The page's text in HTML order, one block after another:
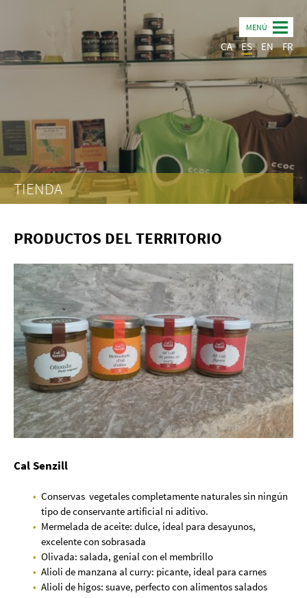
CA ES EN FR
MENÚ
TIENDA
PRODUCTOS DEL TERRITORIO
Cal Senzill
Conservas vegetales completamente naturales sin ningún
tipo de conservante artificial ni aditivo.
Mermelada de aceite: dulce, ideal para desayunos,
excelente con sobrasada
Olivada: salada, genial con el membrillo
Alioli de manzana al curry: picante, ideal para carnes
Alioli de higos: suave, perfecto con alimentos salados